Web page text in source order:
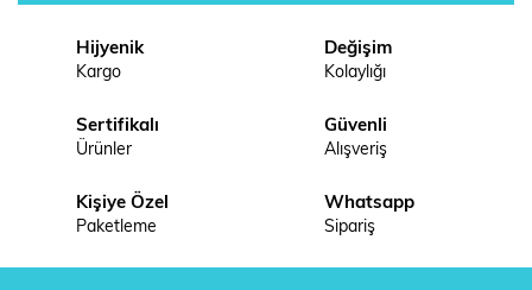
Hijyenik
Kargo
Değişim
Kolaylığı
Sertifikalı
Ürünler
Güvenli
Alışveriş
Kişiye Özel
Paketleme
Whatsapp
Sipariş